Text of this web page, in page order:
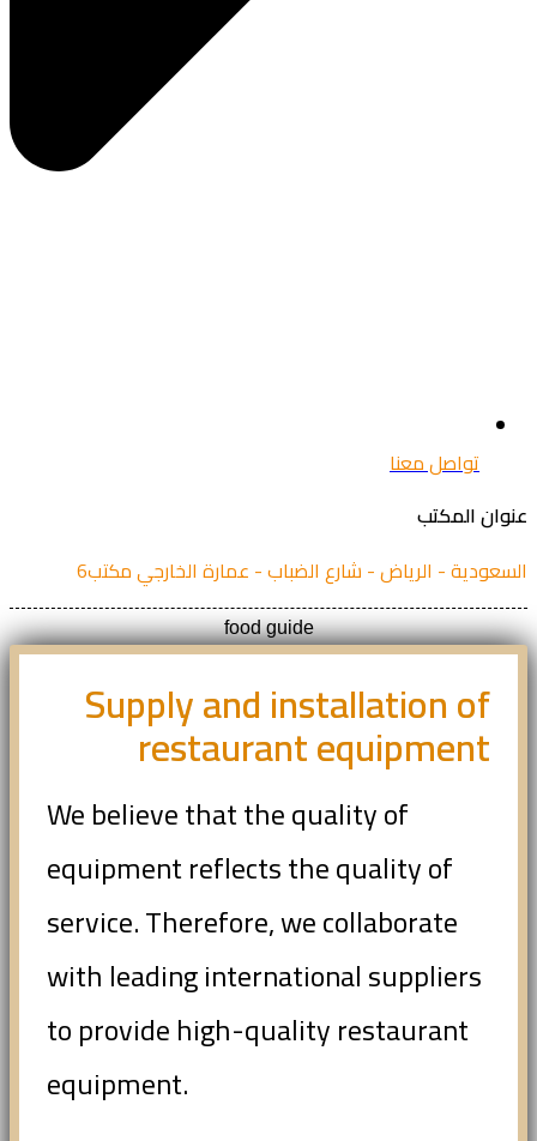
تواصل معنا
المكتب
- الرياض - شارع الضباب - عمارة الخارجي مكتب6
food guide
Supply and installation of
restaurant equipment
We believe that the quality of
equipment reflects the quality of
service. Therefore, we collaborate
with leading international suppliers
to provide high-quality restaurant
equipment.